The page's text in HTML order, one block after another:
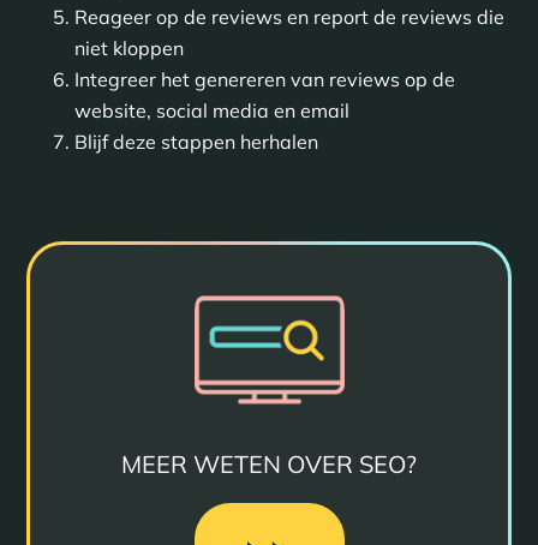
Reageer op de reviews en report de reviews die
niet kloppen
Integreer het genereren van reviews op de
website, social media en email
Blijf deze stappen herhalen
MEER WETEN OVER SEO?